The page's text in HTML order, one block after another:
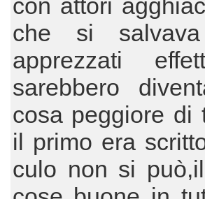
con attori
che si
apprezzati
sarebbero
cosa peggiore di
il primo era
culo non si